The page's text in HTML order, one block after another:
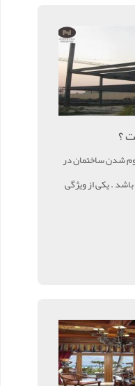
؟
شدن ساختمان در
. یکی از ویژگی